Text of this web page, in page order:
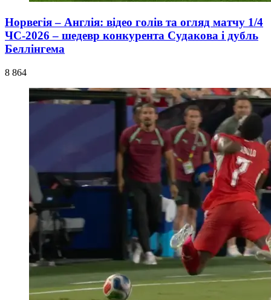
Норвегія – Англія: відео голів та огляд матчу 1/4
ЧС-2026 – шедевр конкурента Судакова і дубль
Беллінгема
8 864